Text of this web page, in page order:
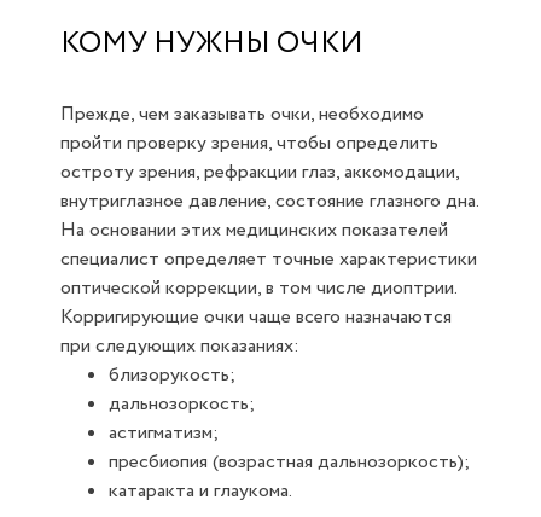
КОМУ НУЖНЫ ОЧКИ
Прежде, чем заказывать очки, необходимо
пройти проверку зрения, чтобы определить
остроту зрения, рефракции глаз, аккомодации,
внутриглазное давление, состояние глазного дна.
На основании этих медицинских показателей
специалист определяет точные характеристики
оптической коррекции, в том числе диоптрии.
Корригирующие очки чаще всего назначаются
при следующих показаниях:
близорукость;
дальнозоркость;
астигматизм;
пресбиопия (возрастная дальнозоркость);
катаракта и глаукома.